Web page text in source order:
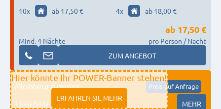
10x ab 17,50 € 4x ab 18,00 €
Mind. 4 Nächte
ab 17,50 €
pro Person / Nacht
ZUM ANGEBOT
Hier könnte Ihr POWER-Banner stehen!
ERFAHREN SIE MEHR
Monteurzimmer Preis auf Anfrage
11333 fulda MEHR